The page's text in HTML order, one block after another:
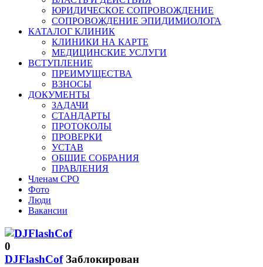
ЮРИДИЧЕСКОЕ СОПРОВОЖДЕНИЕ
СОПРОВОЖДЕНИЕ ЭПИДИМИОЛОГА
КАТАЛОГ КЛИНИК
КЛИНИКИ НА КАРТЕ
МЕДИЦИНСКИЕ УСЛУГИ
ВСТУПЛЕНИЕ
ПРЕИМУЩЕСТВА
ВЗНОСЫ
ДОКУМЕНТЫ
ЗАДАЧИ
СТАНДАРТЫ
ПРОТОКОЛЫ
ПРОВЕРКИ
УСТАВ
ОБЩИЕ СОБРАНИЯ
ПРАВЛЕНИЯ
Членам СРО
Фото
Люди
Вакансии
0
DJFlashCof Заблокирован